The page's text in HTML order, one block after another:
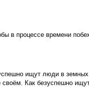
в процессе времени
ищут люди в
своём. Как безуспешно